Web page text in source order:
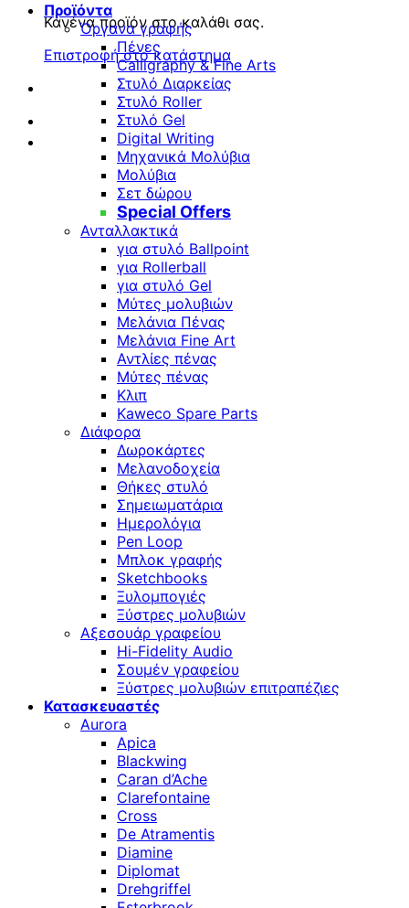
Κανένα προϊόν στο καλάθι σας.
Επιστροφή στο κατάστημα
Προϊόντα
Όργανα γραφής
Πένες
Calligraphy & Fine Arts
Στυλό Διαρκείας
Στυλό Roller
Στυλό Gel
Digital Writing
Μηχανικά Μολύβια
Μολύβια
Σετ δώρου
Special Offers
Ανταλλακτικά
για στυλό Ballpoint
για Rollerball
για στυλό Gel
Μύτες μολυβιών
Μελάνια Πένας
Μελάνια Fine Art
Αντλίες πένας
Μύτες πένας
Κλιπ
Kaweco Spare Parts
Διάφορα
Δωροκάρτες
Μελανοδοχεία
Θήκες στυλό
Σημειωματάρια
Ημερολόγια
Pen Loop
Μπλοκ γραφής
Sketchbooks
Ξυλομπογιές
Ξύστρες μολυβιών
Αξεσουάρ γραφείου
Hi-Fidelity Audio
Σουμέν γραφείου
Ξύστρες μολυβιών επιτραπέζιες
Κατασκευαστές
Aurora
Apica
Blackwing
Caran d’Ache
Clarefontaine
Cross
De Atramentis
Diamine
Diplomat
Drehgriffel